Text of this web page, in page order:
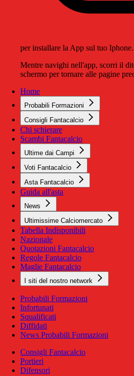
per installare la App sul tuo Iphone.
Mentre navighi nell'app, scorri il
schermo per tornare alle pagine
Home
Probabili Formazioni
Consigli Fantacalcio
Chi schierare
Scambi Fantacalcio
Ultime dai Campi
Voti Fantacalcio
Asta Fantacalcio
Guida all'asta
News
Ultimissime Calciomercato
Tabella Indisponibili
Nazionale
Quotazioni Fantacalcio
Regole Fantacalcio
Maglie Fantacalcio
I siti del nostro network
Probabili Formazioni
Infortunati
Squalificati
Diffidati
News Probabili Formazioni
Consigli Fantacalcio
Portieri
Difensori